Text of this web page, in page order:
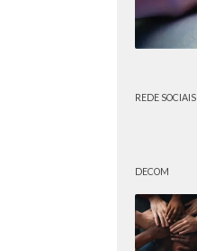
REDE SOCIAIS
DECOM